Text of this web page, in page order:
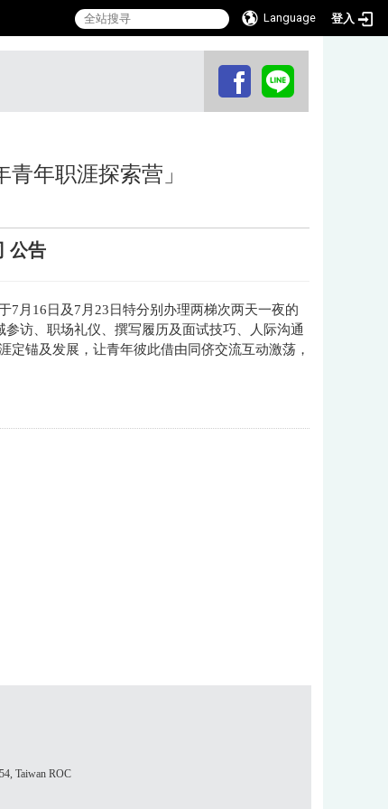
Language 登入
年职涯探索营」
公告
7月16日及7月23日特分别办理两梯次两天一夜的
访、职场礼仪、撰写履历及面试技巧、人际沟通
锚及发展，让青年彼此借由同侪交流互动激荡，
Taiwan ROC